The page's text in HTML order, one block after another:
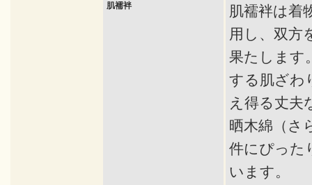
肌襦袢
肌襦袢は着
用し、双方
果たします
する肌ざわ
え得る丈夫
晒木綿（さ
件にぴった
います。